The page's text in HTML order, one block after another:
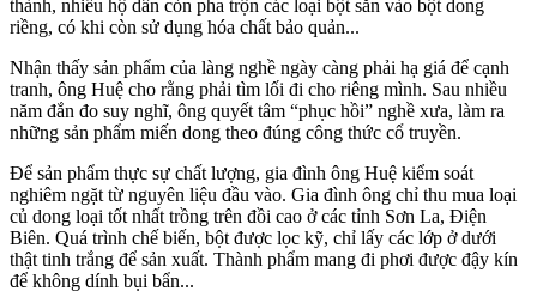
thành, nhiều hộ dân còn pha trộn các loại bột sắn vào bột dong
riềng, có khi còn sử dụng hóa chất bảo quản...
Nhận thấy sản phẩm của làng nghề ngày càng phải hạ giá để cạnh
tranh, ông Huệ cho rằng phải tìm lối đi cho riêng mình. Sau nhiều
năm đắn đo suy nghĩ, ông quyết tâm “phục hồi” nghề xưa, làm ra
những sản phẩm miến dong theo đúng công thức cổ truyền.
Để sản phẩm thực sự chất lượng, gia đình ông Huệ kiểm soát
nghiêm ngặt từ nguyên liệu đầu vào. Gia đình ông chỉ thu mua loại
củ dong loại tốt nhất trồng trên đồi cao ở các tỉnh Sơn La, Điện
Biên. Quá trình chế biến, bột được lọc kỹ, chỉ lấy các lớp ở dưới
thật tinh trắng để sản xuất. Thành phẩm mang đi phơi được đậy kín
để không dính bụi bẩn...